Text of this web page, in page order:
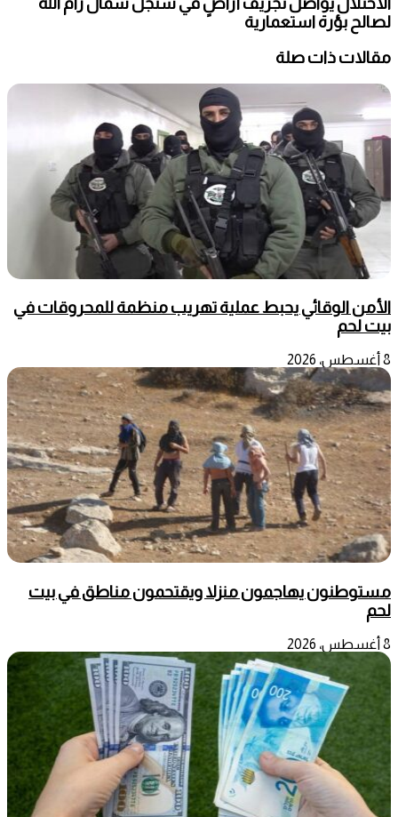
لصالح بؤرة استعمارية
مقالات ذات صلة
الأمن الوقائي يحبط عملية تهريب منظمة للمحروقات في
بيت لحم
8 أغسطس، 2026
مستوطنون يهاجمون منزلا ويقتحمون مناطق في بيت
لحم
8 أغسطس، 2026